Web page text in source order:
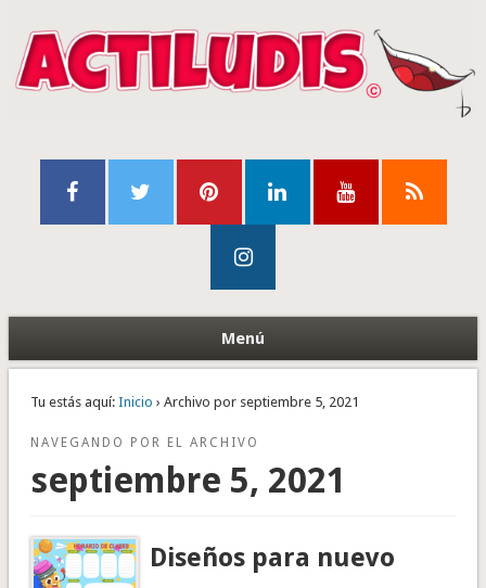
Menú
Tu estás aquí: Inicio › Archivo por septiembre 5, 2021
NAVEGANDO POR EL ARCHIVO
septiembre 5, 2021
Diseños para nuevo